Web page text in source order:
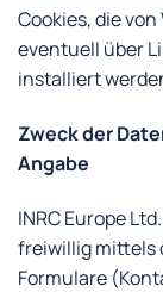
Cookies, die
eventuell über
installiert
Zweck der
Angabe
INRC Europe
freiwillig mittels
Formulare